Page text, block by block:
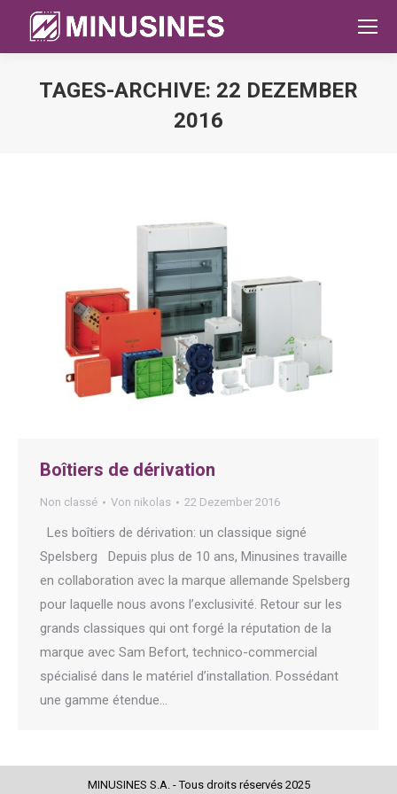
TAGES-ARCHIVE: 22 DEZEMBER
2016
Boîtiers de dérivation
Non classé Von nikolas 22 Dezember 2016
Les boîtiers de dérivation: un classique signé
Spelsberg Depuis plus de 10 ans, Minusines travaille
en collaboration avec la marque allemande Spelsberg
pour laquelle nous avons l’exclusivité. Retour sur les
grands classiques qui ont forgé la réputation de la
marque avec Sam Befort, technico-commercial
spécialisé dans le matériel d’installation. Possédant
une gamme étendue…
MINUSINES S.A. - Tous droits réservés 2025